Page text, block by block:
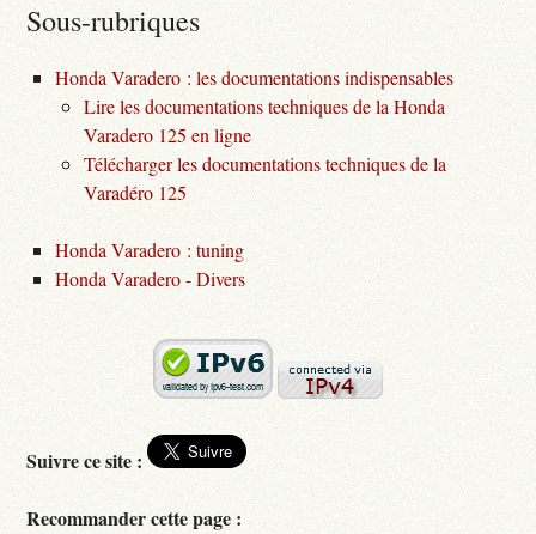
Sous-rubriques
Honda Varadero : les documentations indispensables
Lire les documentations techniques de la Honda
Varadero 125 en ligne
Télécharger les documentations techniques de la
Varadéro 125
Honda Varadero : tuning
Honda Varadero - Divers
Suivre ce site :
Recommander cette page :